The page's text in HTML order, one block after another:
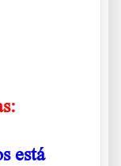
está